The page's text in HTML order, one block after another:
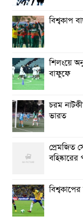
বিশ্বকাপ
শিলংয়ে
বাফুফে
চরম
ভারত
প্রেমজিত